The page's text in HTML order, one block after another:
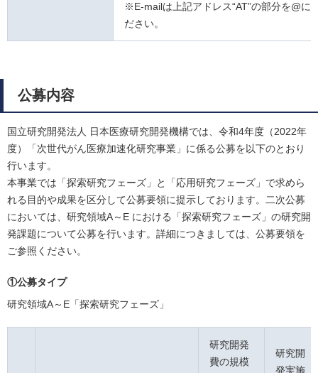
※E-mailは上記アドレス“AT”の部分を@に
ださい。
公募内容
国立研究開発法人 日本医療研究開発機構では、令和4年度（2022年
度）「次世代がん医療加速化研究事業」に係る公募を以下のとおり
行います。
本事業では「探索研究フェーズ」と「応用研究フェーズ」で求めら
れる目的や成果を区分して公募要領に提示しております。二次公募
においては、研究領域A～E における「探索研究フェーズ」の研究開
発課題について公募を行います。詳細につきましては、公募要領を
ご参照ください。
①公募タイプ
研究領域A～E「探索研究フェーズ」
研究開発
費の規模
研究開
発実施